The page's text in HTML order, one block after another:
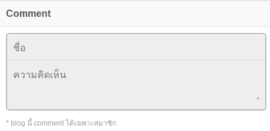
Comment
* blog นี้ comment ได้เฉพาะสมาชิก